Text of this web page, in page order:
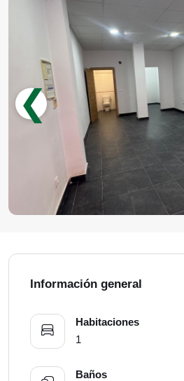
❮
Información general
Habitaciones
1
Baños